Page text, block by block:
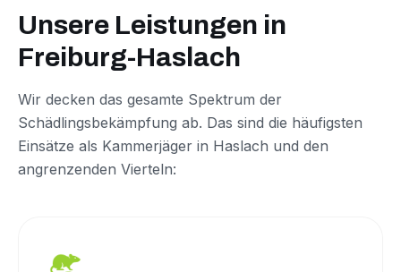
Unsere Leistungen in
Freiburg-Haslach
Wir decken das gesamte Spektrum der
Schädlingsbekämpfung ab. Das sind die häufigsten
Einsätze als Kammerjäger in Haslach und den
angrenzenden Vierteln: